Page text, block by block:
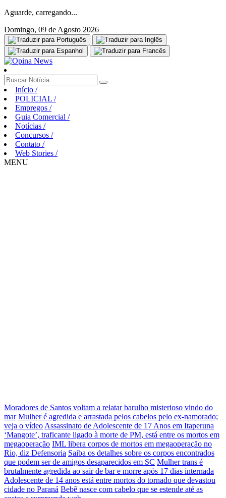
Aguarde, carregando...
Domingo, 09 de Agosto 2026
Início /
POLICIAL /
Empregos /
Guia Comercial /
Notícias /
Concursos /
Contato /
Web Stories /
MENU
Moradores de Santos voltam a relatar barulho misterioso vindo do
mar Mulher é agredida e arrastada pelos cabelos pelo ex-namorado;
veja o vídeo Assassinato de Adolescente de 17 Anos em Itaperuna
‘Mangote’, traficante ligado à morte de PM, está entre os mortos em
megaoperação IML libera corpos de mortos em megaoperação no
Rio, diz Defensoria Saiba os detalhes sobre os corpos encontrados
que podem ser de amigos desaparecidos em SC Mulher trans é
brutalmente agredida ao sair de bar e morre após 17 dias internada
Adolescente de 14 anos está entre mortos do tornado que devastou
cidade no Paraná Bebê nasce com cabelo que se estende até as